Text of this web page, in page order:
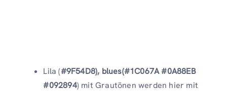
Lila (#9F54D8), blues(#1C067A #0A88EB
#092894) mit Grautönen werden hier mit